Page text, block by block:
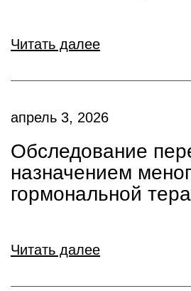
Читать далее
апрель 3, 2026
Обследование
назначением
гормональной
Читать далее